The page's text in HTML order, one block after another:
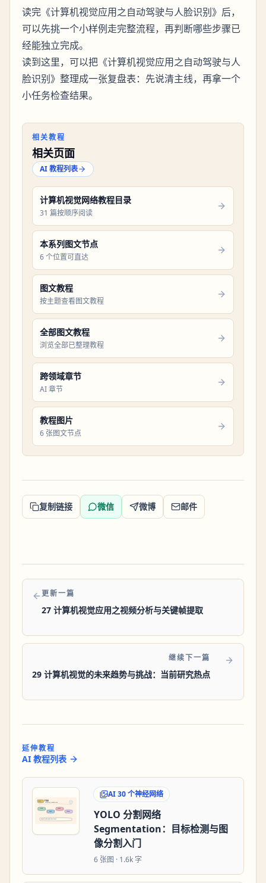
读完《计算机视觉应用之自动驾驶与人脸识别》后，
可以先挑一个小样例走完整流程，再判断哪些步骤已
经能独立完成。
读到这里，可以把《计算机视觉应用之自动驾驶与人
脸识别》整理成一张复盘表：先说清主线，再拿一个
小任务检查结果。
相关教程
相关页面
AI 教程列表
计算机视觉网络教程目录
31 篇按顺序阅读
本系列图文节点
6 个位置可直达
图文教程
按主题查看图文教程
全部图文教程
浏览全部已整理教程
跨领域章节
AI 章节
教程图片
6 张图文节点
复制链接 微信 微博 邮件
更新一篇
27 计算机视觉应用之视频分析与关键帧提取
继续下一篇
29 计算机视觉的未来趋势与挑战：当前研究热点
延伸教程
AI 教程列表
AI 30 个神经网络
YOLO 分割网络
Segmentation：目标检测与图
像分割入门
6 张图 · 1.6k 字